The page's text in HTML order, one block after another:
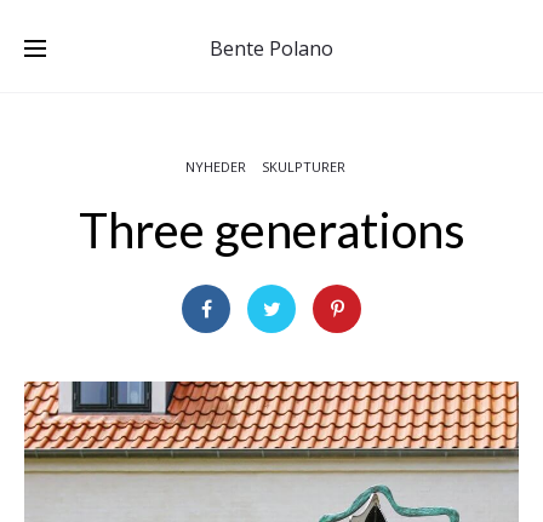
Bente Polano
NYHEDER SKULPTURER
Three generations